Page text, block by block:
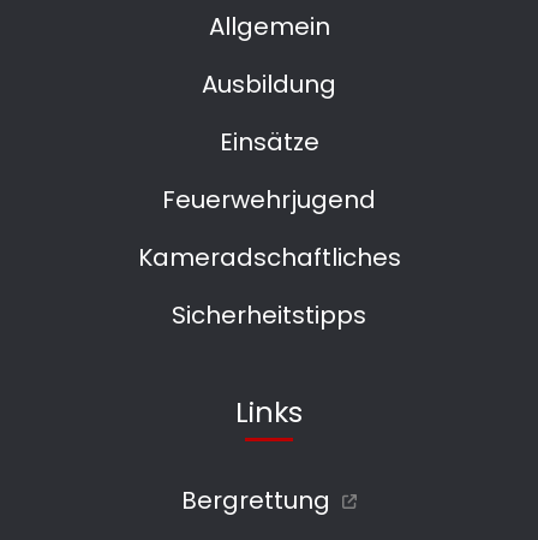
Allgemein
Ausbildung
Einsätze
Feuerwehrjugend
Kameradschaftliches
Sicherheitstipps
Links
Bergrettung